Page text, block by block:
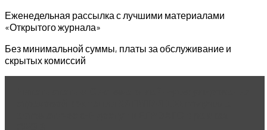
Еженедельная рассылка с лучшими материалами
«Открытого журнала»
Без минимальной суммы, платы за обслуживание и
скрытых комиссий